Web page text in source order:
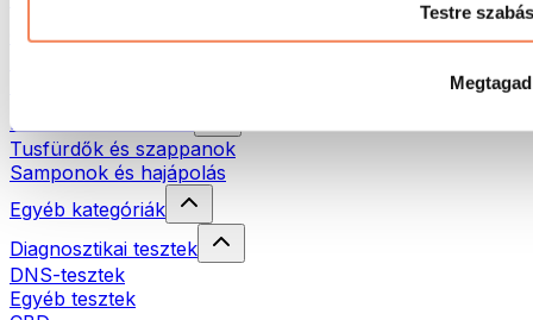
Testre szabás
Megtagad
Öko háztartás
Natúrkozmetikumok
Tusfürdők és szappanok
Samponok és hajápolás
Egyéb kategóriák
Diagnosztikai tesztek
DNS-tesztek
Egyéb tesztek